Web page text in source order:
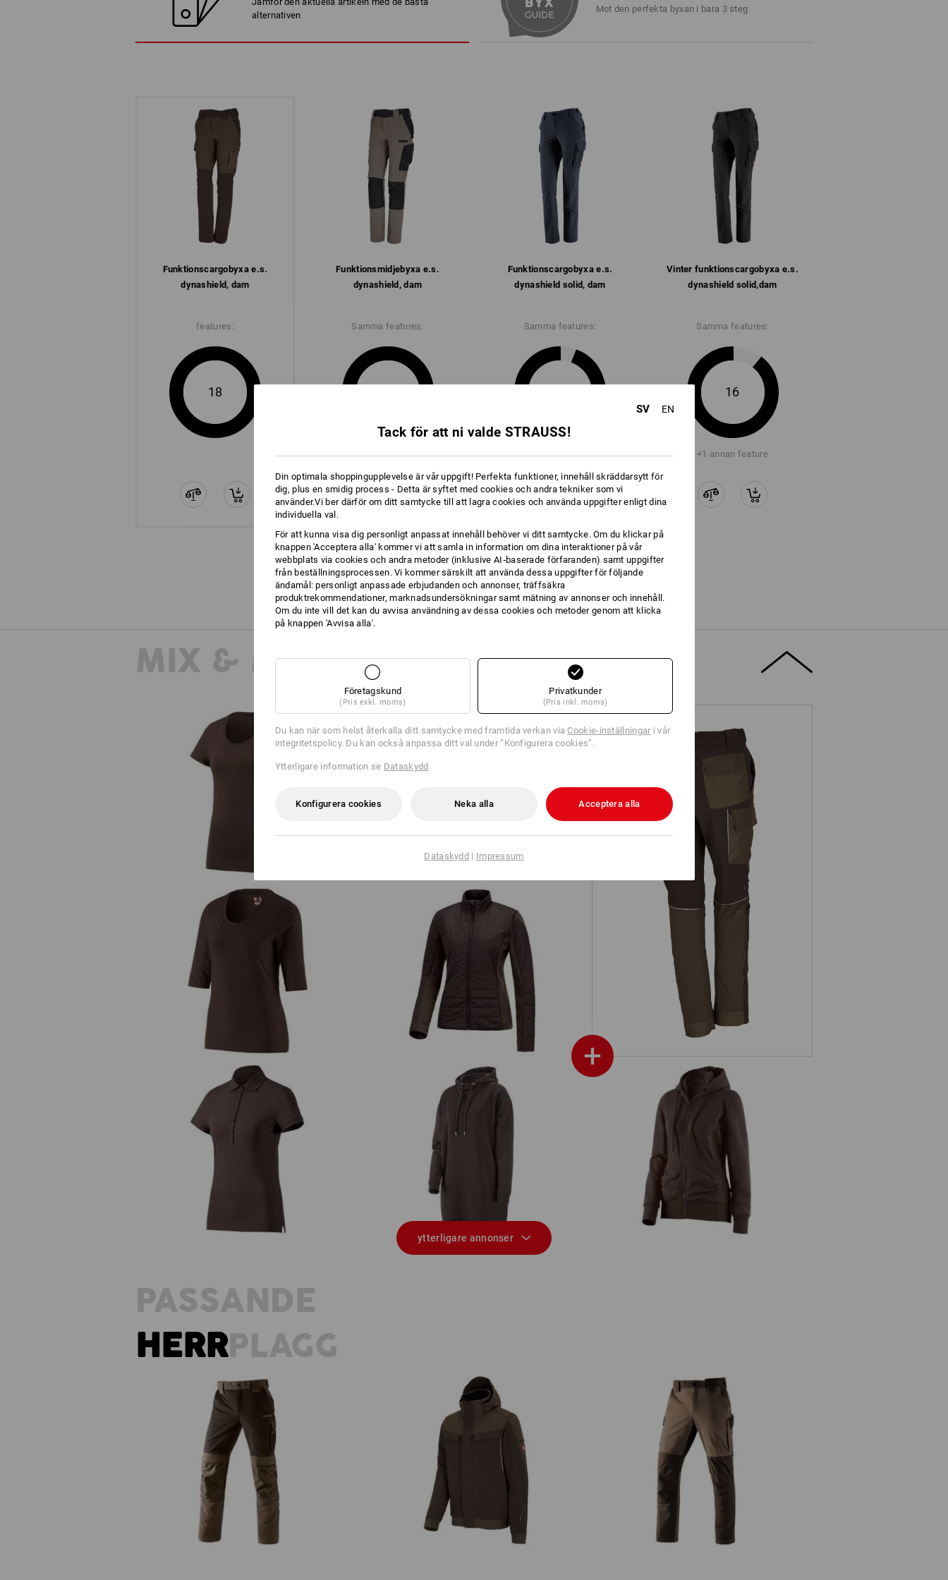
Maskintvätt 40 °C
Ej blekning
Ej torktumling
Logoservice
alternativen
Mot den perfekta byxan i bara 3 steg
Funktions­cargobyxa e.s.​
dynashield, dam
features:
18
Funktions­midjebyxa e.s.​
dynashield, dam
Funktions­cargobyxa e.s.​
dynashield solid, dam
Vinter­ funktions­cargobyxa e.s.​
dynashield solid,​dam
Samma features:
+5 ytterligare features
Samma features:
+1 annan feature
Samma features:
16
+1 annan feature
Jämför alla detaljer
MIX & MATCH
Funktionscargobyxa e.s.dynashield,
dam
+
e.s. Piqué-Polo cotton stretch, dam
e.s. Shirt 3/4-ärm cotton stretch, dam
e.s. vadderad funktionsjacka thermo
stretch, dam
e.s. Polo-Shirt cotton stretch, dam
e.s. Oversize huv-sweatshirt poly
cotton, damer
e.s. Hoody-Sweatjacka poly cotton,
ytterligare annonser
PASSANDE
HERRPLAGG
Funktionsmidjebyxa e.s.dynashield Vinter funktionsjacka e.s.dynashield Funktionscargobyxa e.s.dynashield
SV EN
Tack för att ni valde STRAUSS!
Din optimala shoppingupplevelse är vår uppgift! Perfekta funktioner, innehåll skräddarsytt för
dig, plus en smidig process - Detta är syftet med cookies och andra tekniker som vi
använder.Vi ber därför om ditt samtycke till att lagra cookies och använda uppgifter enligt dina
individuella val.
För att kunna visa dig personligt anpassat innehåll behöver vi ditt samtycke. Om du klickar på
knappen 'Acceptera alla' kommer vi att samla in information om dina interaktioner på vår
webbplats via cookies och andra metoder (inklusive AI‑baserade förfaranden) samt uppgifter
från beställningsprocessen. Vi kommer särskilt att använda dessa uppgifter för följande
ändamål: personligt anpassade erbjudanden och annonser, träffsäkra
produktrekommendationer, marknadsundersökningar samt mätning av annonser och innehåll.
Om du inte vill det kan du avvisa användning av dessa cookies och metoder genom att klicka
på knappen 'Avvisa alla'.
Företagskund
(Pris exkl. moms)
Privatkunder
(Pris inkl. moms)
Du kan när som helst återkalla ditt samtycke med framtida verkan viaCookie-inställningar i vår
integritetspolicy. Du kan också anpassa ditt val under ”Konfigurera cookies”.
Ytterligare information se Dataskydd.
Konfigurera cookies Neka alla Acceptera alla
Dataskydd | Impressum